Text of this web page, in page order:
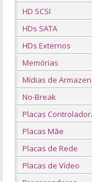
HD SCSI
HDs SATA
HDs Externos
Memórias
Mídias de
No-Break
Placas
Placas Mãe
Placas de Rede
Placas de Vídeo